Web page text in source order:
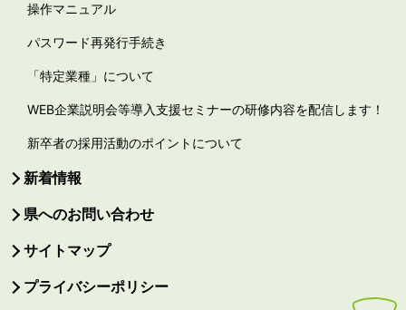
操作マニュアル
パスワード再発行手続き
「特定業種」について
WEB企業説明会等導入支援セミナーの研修内容を配信します！
新卒者の採用活動のポイントについて
新着情報
県へのお問い合わせ
サイトマップ
プライバシーポリシー